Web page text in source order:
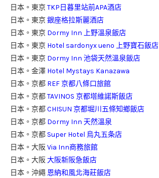
日本。東京TKP日暮里站前APA酒店
日本。東京銀座格拉斯麗酒店
日本。東京 Dormy Inn 上野溫泉飯店
日本。東京 Hotel sardonyx ueno 上野寶石飯店
日本。東京 Dormy Inn 池袋天然溫泉飯店
日本。金澤 Hotel Mystays Kanazawa
日本。京都 REF 京都八條口旅館
日本。京都TAVINOS 京都塔維諾斯飯店
日本。京都CHISUN 京都堀川五條知鄉飯店
日本。京都 Dormy Inn 天然溫泉
日本。京都 Super Hotel 烏丸五条店
日本。大阪Via Inn商務旅館
日本。大阪大阪新阪急飯店
日本。沖繩 恩納和風北海莊飯店